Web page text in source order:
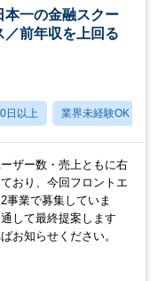
本一の金融スクー
／前年収を上回る
日以上 業界未経験OK
ザー数・売上ともに右
おり、今回フロントエ
事業で募集していま
して最終提案します
お知らせください。